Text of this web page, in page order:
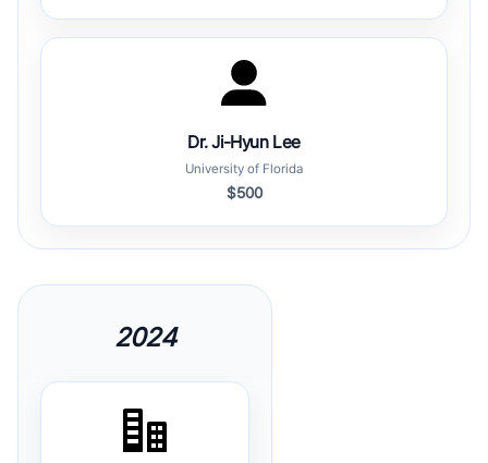
Dr. Ji-Hyun Lee
University of Florida
$500
2024